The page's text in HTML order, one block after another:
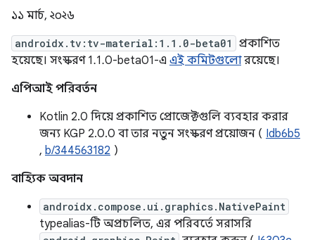
১১ মার্চ, ২০২৬
androidx.tv:tv-material:1.1.0-beta01
প্রকাশিত
হয়েছে। সংস্করণ 1.1.0-beta01-এ এই কমিটগুলোরয়েছে।
এপিআই পরিবর্তন
Kotlin 2.0 দিয়ে প্রকাশিত প্রোজেক্টগুলি ব্যবহার করার
জন্য KGP 2.0.0 বা তার নতুন সংস্করণ প্রয়োজন ( Idb6b5
, b/344563182 )
বাহ্যিক অবদান
androidx.compose.ui.graphics.NativePaint
typealias-টি অপ্রচলিত, এর পরিবর্তে সরাসরি